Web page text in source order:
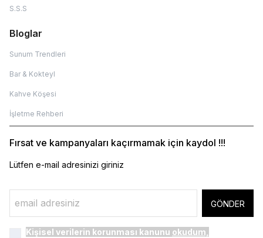
S.S.S
Bloglar
Sunum Trendleri
Bar & Kokteyl
Kahve Köşesi
İşletme Rehberi
Fırsat ve kampanyaları kaçırmamak için kaydol !!!
Lütfen e-mail adresinizi giriniz
GÖNDER
Kişisel verilerin korunması kanunu okudum,